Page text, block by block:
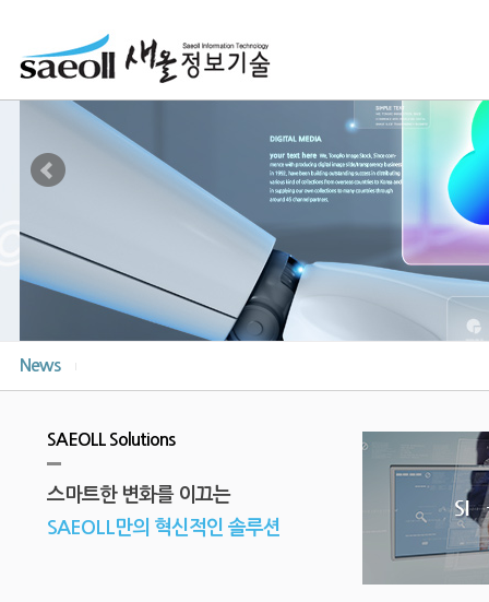
News
SAEOLL Solutions
스마트한 변화를 이끄는
SAEOLL만의 혁신적인 솔루션